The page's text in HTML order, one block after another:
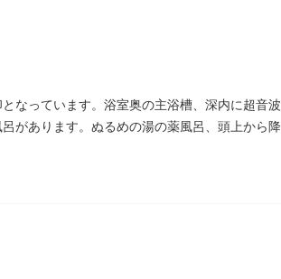
なっています。浴室奥の主浴槽、深内に超音
があります。ぬるめの湯の薬風呂、頭上から